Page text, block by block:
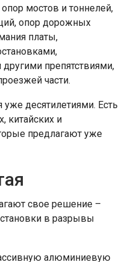
мостов и тоннелей,
опор дорожных
платы,
препятствиями,
части.
уже десятилетиями. Есть
китайских и
предлагают уже
свое решение –
в разрывы
алюминиевую